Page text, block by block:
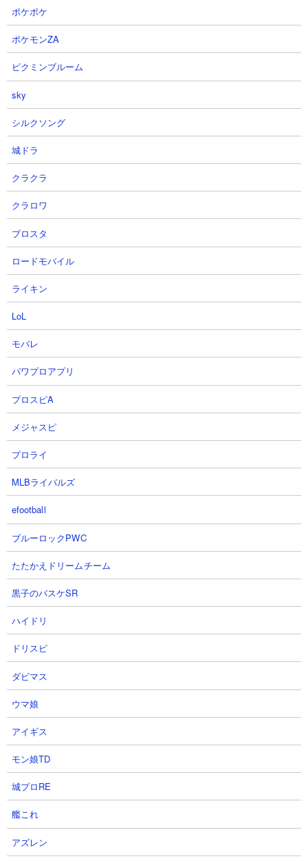
３．たそがれに燃える丘 ドロンやエキゾチックを
使った6種攻略
【出撃メンバー】
【攻略概要】
「てんねこのにゃんこ大学【にゃんこ大戦争のすすめ】」さんの
攻略動画です。アイテムはネコボンを使用、にゃんコンボはな
し。編成はごろにゃーん、スライム、エキゾチック、エクスプレ
ス、ドロン、カイの6種のみで挑んでいます。本能のシールドブレ
イカーを解放したカイを出撃させてアックマ閣下のシールドを割
ったところからニャンピューターON。終始安定した前線をキープ
してそのまま勝利しています。
４．たそがれに燃える丘 研究力を盛ってレアにゃ
んこ5種のみ出撃で攻略
【出撃メンバー】
「souemonkun」さんの攻略動画です。アイテムはフル使用、に
ゃんコンボは研究力を最大に盛っています。残り2列目の枠はパー
フェクト、ごろにゃーん、虚無僧、エキゾチック、悪魔研究家を
編成。本能を解放したエキゾチック連打で前線を作り、そこに補
助的にごろにゃーんを投げる形。あとはシールドブレイカーどち
らかが仕事をしてさえくれれば勝利確定です。
ポケポケ
ポケモンZA
ピクミンブルーム
sky
シルクソング
城ドラ
クラクラ
クラロワ
ブロスタ
ロードモバイル
ライキン
LoL
モバレ
パワプロアプリ
プロスピA
メジャスピ
プロライ
MLBライバルズ
efootball
ブルーロックPWC
たたかえドリームチーム
黒子のバスケSR
ハイドリ
ドリスピ
ダビマス
ウマ娘
アイギス
モン娘TD
城プロRE
艦これ
アズレン